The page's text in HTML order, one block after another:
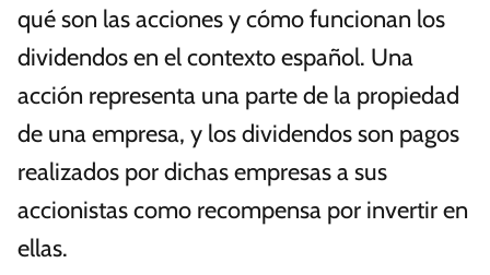
qué son las acciones y cómo funcionan los
dividendos en el contexto español. Una
acción representa una parte de la propiedad
de una empresa, y los dividendos son pagos
realizados por dichas empresas a sus
accionistas como recompensa por invertir en
ellas.